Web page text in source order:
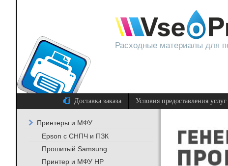
Расходные материалы для
Доставка заказа Условия предоставления услуг
Принтеры и МФУ
Epson с СНПЧ и ПЗК
Прошитый Samsung
Принтер и МФУ HP